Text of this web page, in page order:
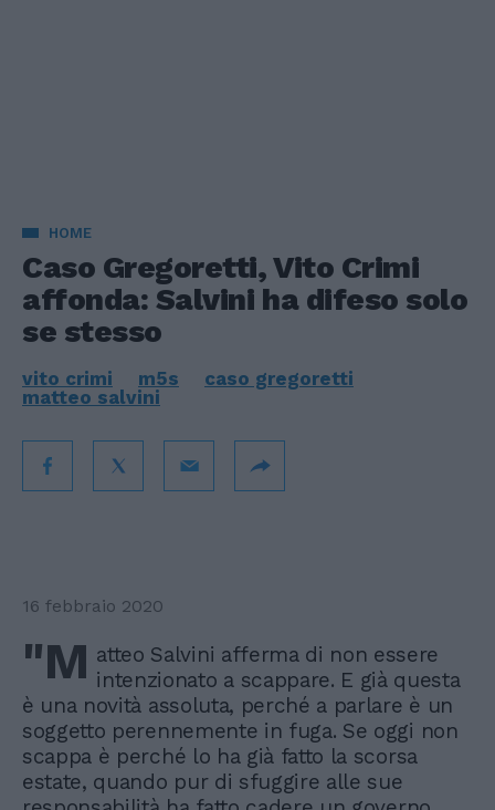
HOME
Caso Gregoretti, Vito Crimi
affonda: Salvini ha difeso solo
se stesso
vito crimi m5s
caso gregoretti
matteo salvini
16 febbraio 2020
"M atteo Salvini afferma di non essere
intenzionato a scappare. E già questa
è una novità assoluta, perché a parlare è un
soggetto perennemente in fuga. Se oggi non
scappa è perché lo ha già fatto la scorsa
estate, quando pur di sfuggire alle sue